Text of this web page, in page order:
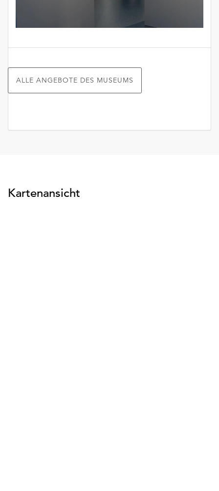
ALLE ANGEBOTE DES MUSEUMS
Kartenansicht